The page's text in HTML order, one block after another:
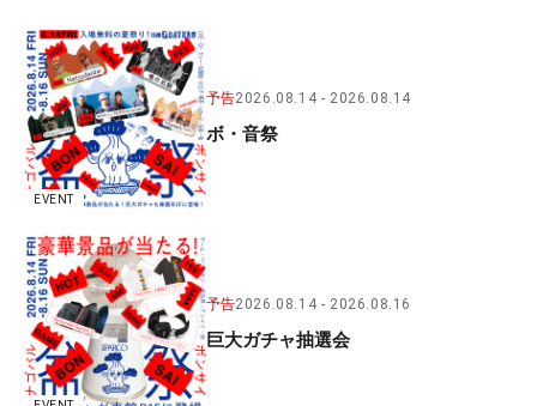
EVENT
予告2026.08.14 2026.08.14
ボ・音祭
予告2026.08.14 2026.08.16
巨大ガチャ抽選会